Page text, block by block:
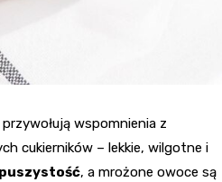
wspomnienia z
cukierników – lekkie, wilgotne i
, a mrożone owoce są